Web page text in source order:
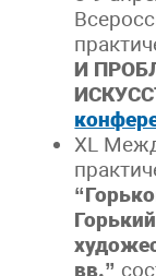
И
XL
вв.”